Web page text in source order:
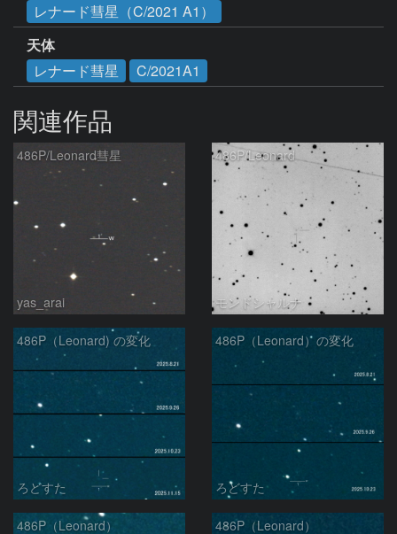
レナード彗星（C/2021 A1）
天体
レナード彗星
C/2021A1
関連作品
486P/Leonard彗星
yas_arai
486P/Leonard
モンドシャルナ
486P（Leonard) の変化
ろどすた
486P（Leonard）の変化
ろどすた
486P（Leonard） 486P（Leonard）